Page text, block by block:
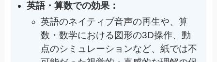
英語・算数での効果：
英語のネイティブ音声の再生や、算
数・数学における図形の3D操作、動
点のシミュレーションなど、紙では不